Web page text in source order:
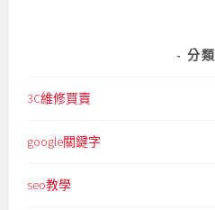
分類
3C維修買賣
google關鍵字
seo教學